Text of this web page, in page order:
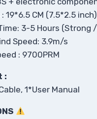
19*6.5 CM (7.5*2.5 inch)
3-5 Hours
Speed: 3.9m/s
: 9700PRM
:
1*User Manual